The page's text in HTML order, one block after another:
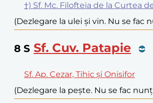
†) Sf. Mc. Filofteia de la Curtea
(Dezlegare la ulei și vin. Nu se fac
8 S Sf. Cuv. Patapie
Sf. Ap. Cezar, Tihic și Onisifor
(Dezlegare la pește. Nu se fac